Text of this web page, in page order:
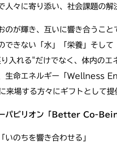
人々に寄り添い、社会課題の
のが輝き、互いに響き合うこ
できない「水」「栄養」そし
入れる"だけでなく、体内の
生命エネルギー「Wellness
場する方々にギフトとして提
パビリオン「 Better Co-
のちを響き合わせる」